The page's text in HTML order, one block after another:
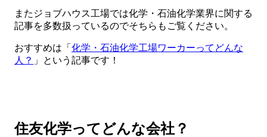
またジョブハウス工場では化学・石油化学業界に関する
記事を多数扱っているのでそちらもご覧ください。
おすすめは「 化学・石油化学工場ワーカーってどんな
人？ 」という記事です！
住友化学ってどんな会社？